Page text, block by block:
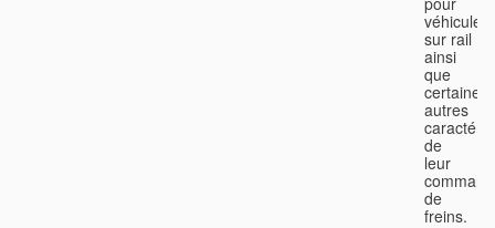
véhicules
sur rail
ainsi
que
certaines
autres
de
leur
de
freins.